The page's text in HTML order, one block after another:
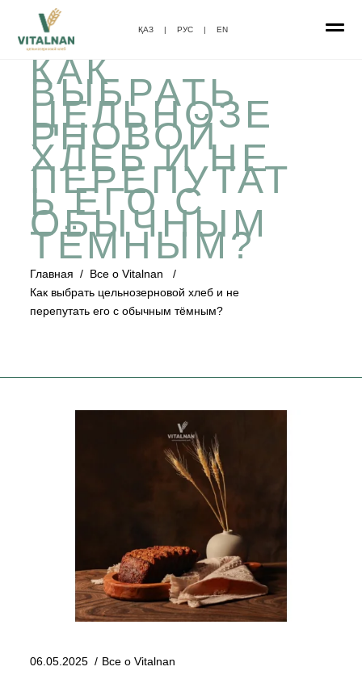
ҚАЗ | РУС | EN
КАК
ВЫБРАТЬ
ЦЕЛЬНОЗЕ
РНОВОЙ
ХЛЕБ И НЕ
ПЕРЕПУТАТ
Ь ЕГО С
ОБЫЧНЫМ
ТЁМНЫМ?
Главная / Все о Vitalnan
/
Как выбрать цельнозерновой хлеб и не
перепутать его с обычным тёмным?
06.05.2025 Все о Vitalnan